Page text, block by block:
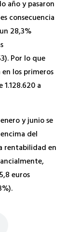
año y pasaron
consecuencia
28,3%
Por lo que
los primeros
a
y junio se
del
rentabilidad en
euros